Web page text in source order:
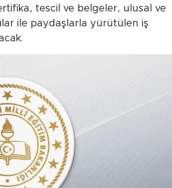
tescil ve belgeler, ulusal ve
ile paydaşlarla yürütülen iş